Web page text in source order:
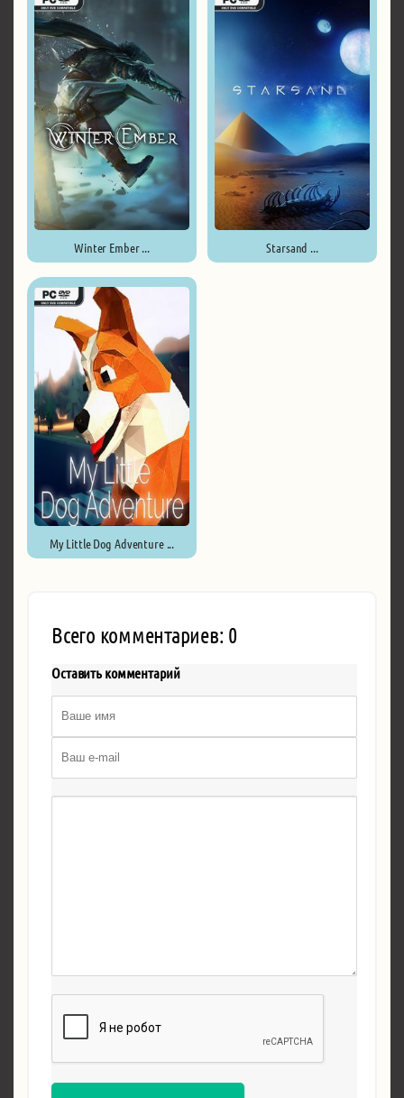
Winter Ember ... Starsand ...
My Little Dog Adventure ...
Всего комментариев: 0
Оставить комментарий